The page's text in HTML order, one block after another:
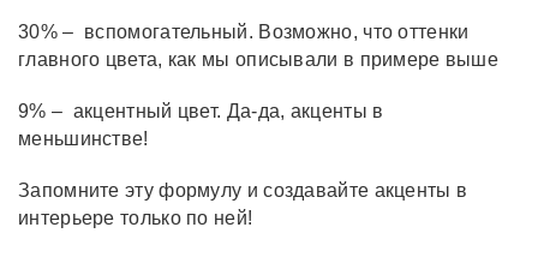
30% – вспомогательный. Возможно, что оттенки
главного цвета, как мы описывали в примере выше
9% – акцентный цвет. Да-да, акценты в
меньшинстве!
Запомните эту формулу и создавайте акценты в
интерьере только по ней!